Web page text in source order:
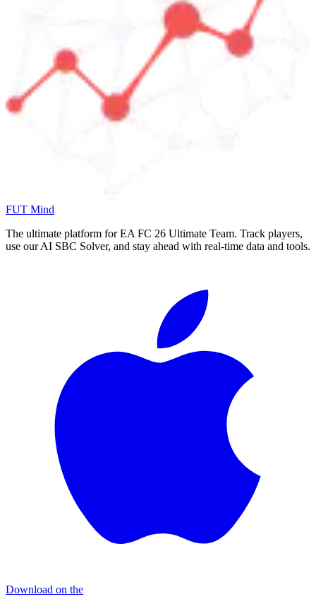
FUT Mind
The ultimate platform for EA FC 26 Ultimate Team. Track players,
use our AI SBC Solver, and stay ahead with real-time data and tools.
Download on the